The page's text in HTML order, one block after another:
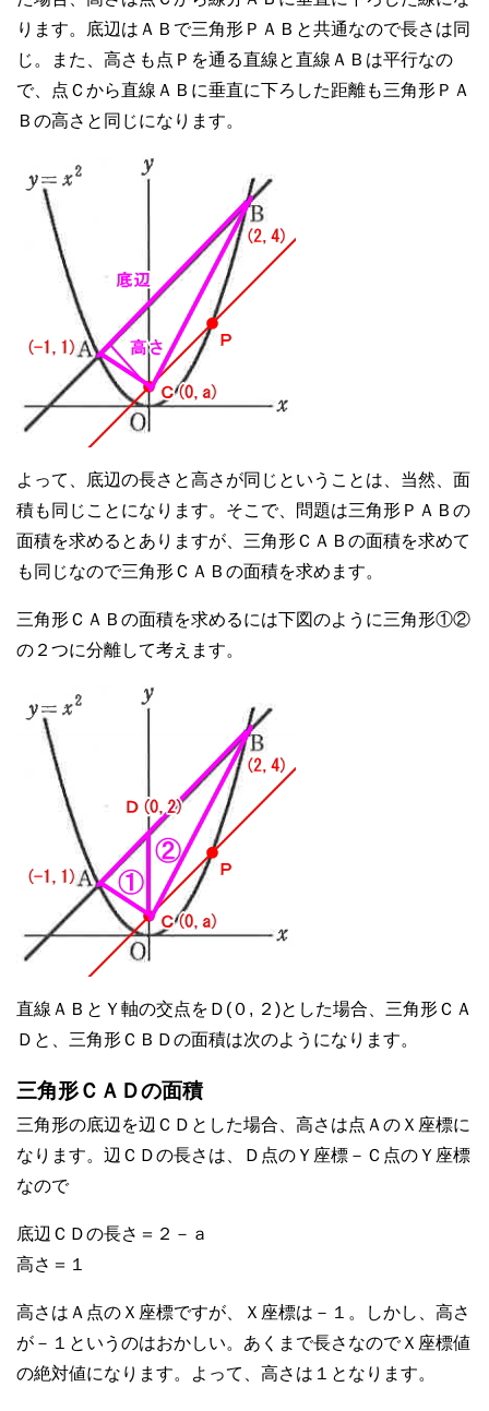
ります。底辺はＡＢで三角形ＰＡＢと共通なので長さは同
じ。また、高さも点Ｐを通る直線と直線ＡＢは平行なの
で、点Ｃから直線ＡＢに垂直に下ろした距離も三角形ＰＡ
Ｂの高さと同じになります。
よって、底辺の長さと高さが同じということは、当然、面
積も同じことになります。そこで、問題は三角形ＰＡＢの
面積を求めるとありますが、三角形ＣＡＢの面積を求めて
も同じなので三角形ＣＡＢの面積を求めます。
三角形ＣＡＢの面積を求めるには下図のように三角形①②
の２つに分離して考えます。
直線ＡＢとＹ軸の交点をＤ(０, ２)とした場合、三角形ＣＡ
Ｄと、三角形ＣＢＤの面積は次のようになります。
三角形ＣＡＤの面積
三角形の底辺を辺ＣＤとした場合、高さは点ＡのＸ座標に
なります。辺ＣＤの長さは、Ｄ点のＹ座標－Ｃ点のＹ座標
なので
底辺ＣＤの長さ＝２－ａ
高さ＝１
高さはＡ点のＸ座標ですが、Ｘ座標は－１。しかし、高さ
が－１というのはおかしい。あくまで長さなのでＸ座標値
の絶対値になります。よって、高さは１となります。